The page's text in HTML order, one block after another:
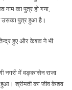
नाम का पुत्र हो गया,
उसका पुत्र हुआ है।
हुए और केशव ने भी
नगरी में वङ्कासेन राजा
हुआ। श्रीमती का जीव केशव